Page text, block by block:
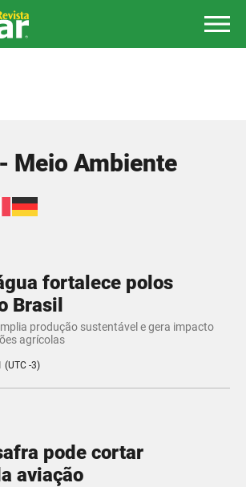
Meio Ambiente
fortalece polos
Brasil
produção sustentável e gera impacto
agrícolas
(UTC -3)
pode cortar
aviação